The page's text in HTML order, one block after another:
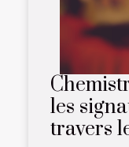
les
travers